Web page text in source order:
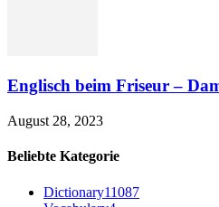
Englisch beim Friseur –
August 28, 2023
Beliebte Kategorie
Dictionary11087